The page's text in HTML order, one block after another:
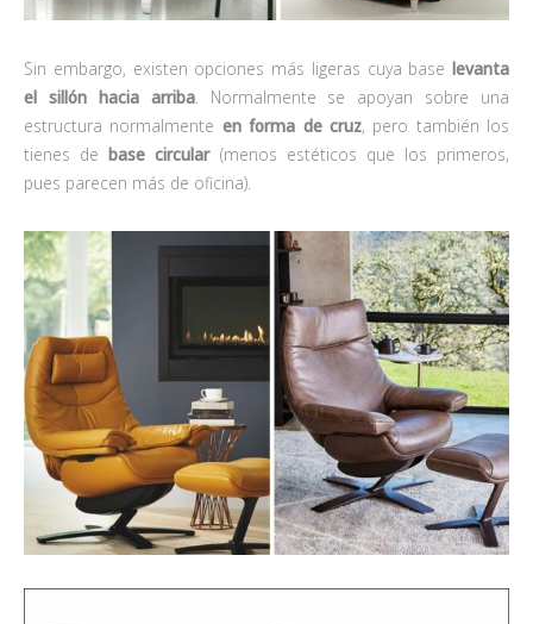
Sin embargo, existen opciones más ligeras cuya base levanta
el sillón hacia arriba. Normalmente se apoyan sobre una
estructura normalmente en forma de cruz, pero también los
tienes debase circular(menos estéticos que los primeros,
pues parecen más de oficina).